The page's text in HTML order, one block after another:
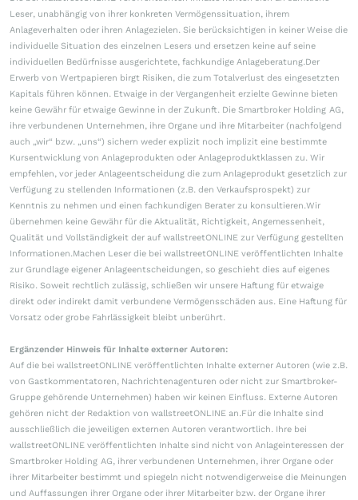
Leser, unabhängig von ihrer konkreten Vermögenssituation, ihrem
Anlageverhalten oder ihren Anlagezielen. Sie berücksichtigen in keiner Weise die
individuelle Situation des einzelnen Lesers und ersetzen keine auf seine
individuellen Bedürfnisse ausgerichtete, fachkundige Anlageberatung.Der
Erwerb von Wertpapieren birgt Risiken, die zum Totalverlust des eingesetzten
Kapitals führen können. Etwaige in der Vergangenheit erzielte Gewinne bieten
keine Gewähr für etwaige Gewinne in der Zukunft. Die Smartbroker Holding AG,
ihre verbundenen Unternehmen, ihre Organe und ihre Mitarbeiter (nachfolgend
auch „wir“ bzw. „uns“) sichern weder explizit noch implizit eine bestimmte
Kursentwicklung von Anlageprodukten oder Anlageproduktklassen zu. Wir
empfehlen, vor jeder Anlageentscheidung die zum Anlageprodukt gesetzlich zur
Verfügung zu stellenden Informationen (z.B. den Verkaufsprospekt) zur
Kenntnis zu nehmen und einen fachkundigen Berater zu konsultieren.Wir
übernehmen keine Gewähr für die Aktualität, Richtigkeit, Angemessenheit,
Qualität und Vollständigkeit der auf wallstreetONLINE zur Verfügung gestellten
Informationen.Machen Leser die bei wallstreetONLINE veröffentlichten Inhalte
zur Grundlage eigener Anlageentscheidungen, so geschieht dies auf eigenes
Risiko. Soweit rechtlich zulässig, schließen wir unsere Haftung für etwaige
direkt oder indirekt damit verbundene Vermögensschäden aus. Eine Haftung für
Vorsatz oder grobe Fahrlässigkeit bleibt unberührt.
Ergänzender Hinweis für Inhalte externer Autoren:
Auf die bei wallstreetONLINE veröffentlichten Inhalte externer Autoren (wie z.B.
von Gastkommentatoren, Nachrichtenagenturen oder nicht zur Smartbroker-
Gruppe gehörende Unternehmen) haben wir keinen Einfluss. Externe Autoren
gehören nicht der Redaktion von wallstreetONLINE an.Für die Inhalte sind
ausschließlich die jeweiligen externen Autoren verantwortlich. Ihre bei
wallstreetONLINE veröffentlichten Inhalte sind nicht von Anlageinteressen der
Smartbroker Holding AG, ihrer verbundenen Unternehmen, ihrer Organe oder
ihrer Mitarbeiter bestimmt und spiegeln nicht notwendigerweise die Meinungen
und Auffassungen ihrer Organe oder ihrer Mitarbeiter bzw. der Organe ihrer